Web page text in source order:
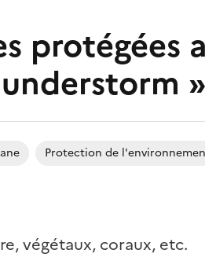
protégées
Protection de
végétaux, coraux, etc.